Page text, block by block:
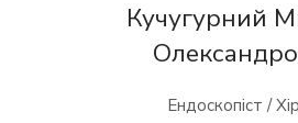
Кучугурний
Ендоскопіст /